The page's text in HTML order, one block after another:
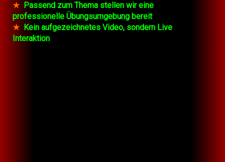
★ Passend zum Thema stellen wir eine
professionelle Übungsumgebung bereit
★ Kein aufgezeichnetes Video, sondern Live
Interaktion